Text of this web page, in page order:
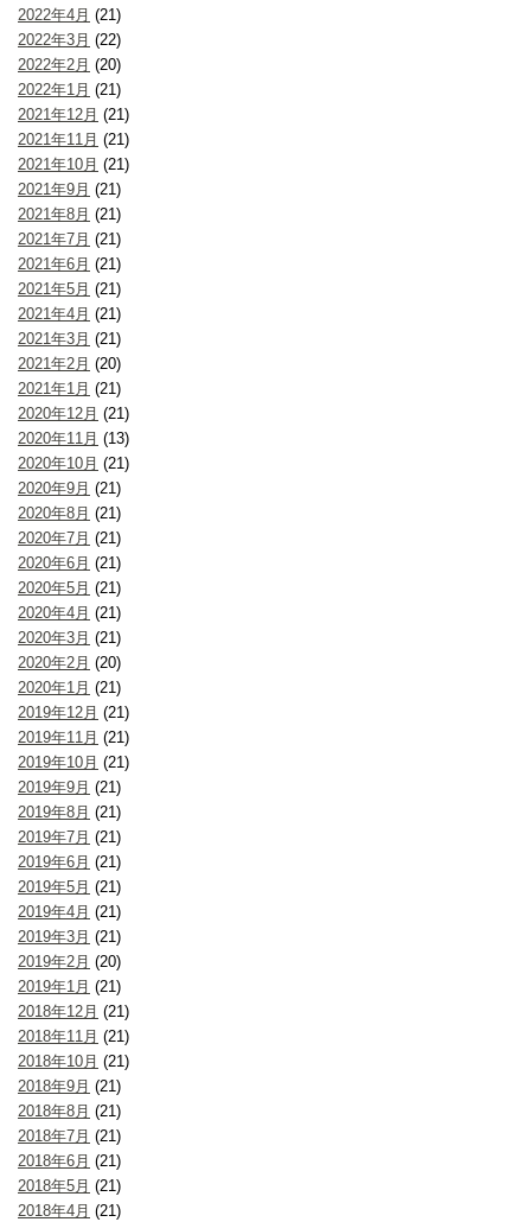
2022年4月 (21)
2022年3月 (22)
2022年2月 (20)
2022年1月 (21)
2021年12月 (21)
2021年11月 (21)
2021年10月 (21)
2021年9月 (21)
2021年8月 (21)
2021年7月 (21)
2021年6月 (21)
2021年5月 (21)
2021年4月 (21)
2021年3月 (21)
2021年2月 (20)
2021年1月 (21)
2020年12月 (21)
2020年11月 (13)
2020年10月 (21)
2020年9月 (21)
2020年8月 (21)
2020年7月 (21)
2020年6月 (21)
2020年5月 (21)
2020年4月 (21)
2020年3月 (21)
2020年2月 (20)
2020年1月 (21)
2019年12月 (21)
2019年11月 (21)
2019年10月 (21)
2019年9月 (21)
2019年8月 (21)
2019年7月 (21)
2019年6月 (21)
2019年5月 (21)
2019年4月 (21)
2019年3月 (21)
2019年2月 (20)
2019年1月 (21)
2018年12月 (21)
2018年11月 (21)
2018年10月 (21)
2018年9月 (21)
2018年8月 (21)
2018年7月 (21)
2018年6月 (21)
2018年5月 (21)
2018年4月 (21)